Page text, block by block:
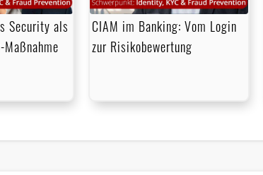
Security als
CIAM im Banking: Vom Login
zur Risikobewertung